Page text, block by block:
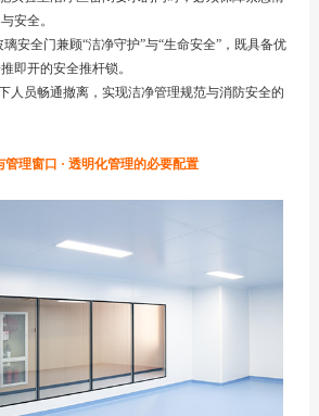
安全。
安全门兼顾“洁净守护”与“生命安全”，既具备优
即开的安全推杆锁。
人员畅通撤离，实现洁净管理规范与消防安全的
理窗口 · 透明化管理的必要配置